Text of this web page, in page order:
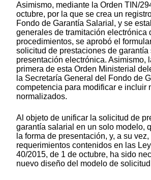
Asimismo, mediante la Orden TIN/
octubre, por la que se crea un
Fondo de Garantía Salarial, y se
generales de tramitación electrónica
procedimientos, se aprobó el
solicitud de prestaciones de garantía
presentación electrónica. Asimismo,
primera de esta Orden Ministerial
la Secretaría General del Fondo de
competencia para modificar e incluir
normalizados.
Al objeto de unificar la solicitud de
garantía salarial en un solo modelo,
la forma de presentación, y, a su
requerimientos contenidos en las
40/2015, de 1 de octubre, ha sido
nuevo diseño del modelo de